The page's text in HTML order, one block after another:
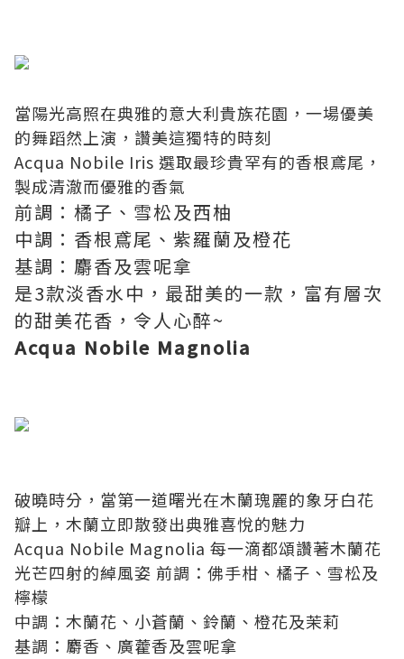
當陽光高照在典雅的意大利貴族花園，一場優美
的舞蹈然上演，讚美這獨特的時刻
Acqua Nobile Iris 選取最珍貴罕有的香根鳶尾，
製成清澈而優雅的香氣
前調：橘子、雪松及西柚
中調：香根鳶尾、紫羅蘭及橙花
基調：麝香及雲呢拿
是3款淡香水中，最甜美的一款，富有層次
的甜美花香，令人心醉~
Acqua Nobile Magnolia
破曉時分，當第一道曙光在木蘭瑰麗的象牙白花
瓣上，木蘭立即散發出典雅喜悅的魅力
Acqua Nobile Magnolia 每一滴都頌讚著木蘭花
光芒四射的綽風姿 前調：佛手柑、橘子、雪松及
檸檬
中調：木蘭花、小蒼蘭、鈴蘭、橙花及茉莉
基調：麝香、廣藿香及雲呢拿